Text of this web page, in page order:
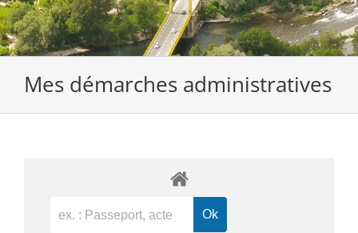
Mes démarches administratives